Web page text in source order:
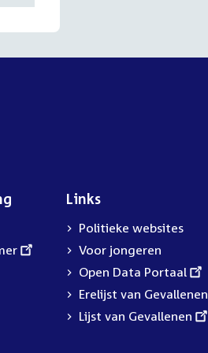
Links
Politieke websites
Voor jongeren
External
link:
Open Data Portaal
Erelijst van Gevallenen
External
Lijst van Gevallenen